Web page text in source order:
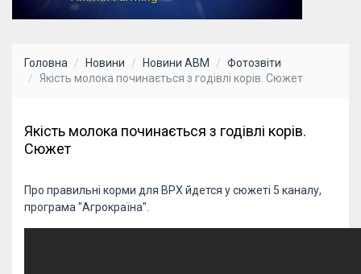
Головна Новини Новини АВМ
Фотозвіти
Якість молока починається з годівлі корів. Сюжет
Якість молока починається з годівлі корів.
Сюжет
Про правильні корми для ВРХ йдется у сюжеті 5 каналу,
програма "Агрокраїна".